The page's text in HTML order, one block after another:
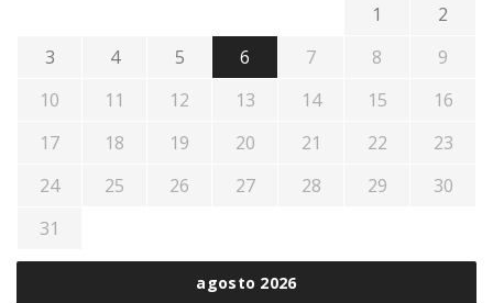
agosto 2026
1
2
3
4 5 6 7 8
9
10
11 12 13 14 15
16
17
18 19 20 21 22
23
24
25 26 27 28 29
30
31